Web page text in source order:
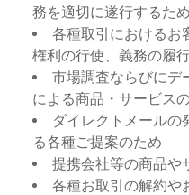
務を適切に遂行するため
各種取引におけるお
権利の行使、義務の履
市場調査ならびにデ
による商品・サービス
ダイレクトメールの
る各種ご提案のため
提携会社等の商品や
各種お取引の解約や